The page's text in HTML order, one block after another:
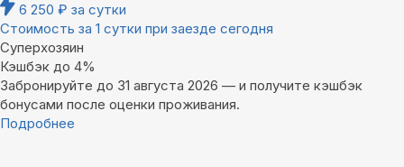
6 250 ₽ за сутки
Стоимость за 1 сутки при заезде сегодня
Суперхозяин
Кэшбэк до 4%
Забронируйте до 31 августа 2026 — и получите кэшбэк
бонусами после оценки проживания.
Подробнее